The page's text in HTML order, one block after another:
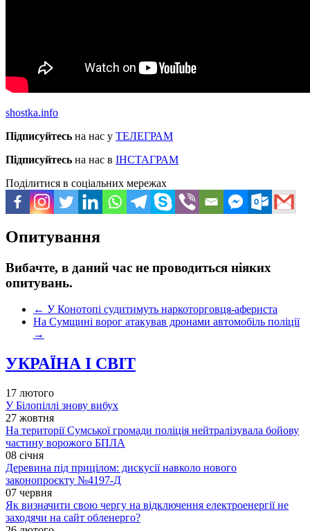
shostka.info
Підписуйтесь на нас у ТЕЛЕГРАМ
Підписуйтесь на нас в ІНСТАГРАМ
Поділитися в соціальних мережах
Опитування
Вибачте, в даний час не проводиться ніяких
опитувань.
← У Конотопі судитимуть наркоторговця-афериста
На Сумщині ворог атакував дронами автомобіль поліції
→
УКРАЇНА І СВІТ
17 лютого
У Білопіллі знову вибух
27 жовтня
На території Сумської громади поліція нейтралізувала бойову
частину ворожого БПЛА
08 січня
Деревина під прицілом: дискусії навколо нового
законопроєкту №4197-Д
07 червня
Як визначити свою чергу на відключення електроенергії не
заходячи на сайт обленерго?